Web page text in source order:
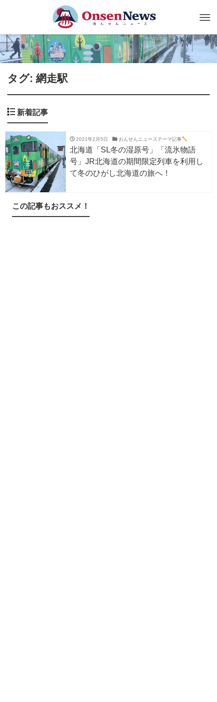
タグ: 網走駅
新着記事
2021年2月5日 おんせんニューステーマ記事
北海道「SL冬の湿原号」「流氷物語
号」JR北海道の期間限定列車を利用し
て冬のひがし北海道の旅へ！
この記事もおススメ！